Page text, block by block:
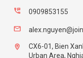
0909853155
CX6-01, Bien
Urban Area,